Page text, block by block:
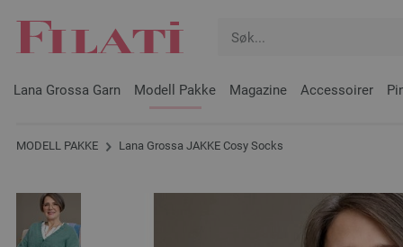
Lana Grossa Garn Modell Pakke Magazine Accessoirer
MODELL PAKKE Lana Grossa JAKKE Cosy Socks